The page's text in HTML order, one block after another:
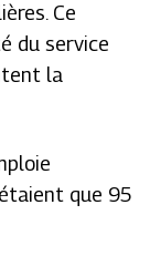
Ce
du service
la
que 95